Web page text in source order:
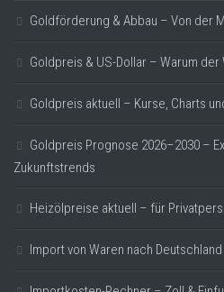
Goldförderung & Abbau – Von der
Goldpreis & US-Dollar – Warum
Goldpreis aktuell – Kurse, Charts
Goldpreis Prognose 2026–2030 –
Zukunftstrends
Heizölpreise aktuell – für
Import von Waren nach